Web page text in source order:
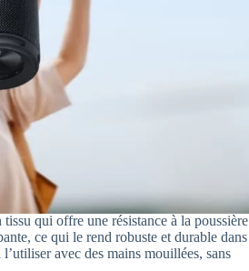
qui offre une résistance à la poussière
ce qui le rend robuste et durable dans
avec des mains mouillées, sans